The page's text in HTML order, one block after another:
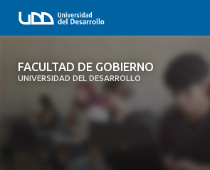
FACULTAD DE GOBIERNO
UNIVERSIDAD DEL DESARROLLO
FACULTAD DE GOBIERNO